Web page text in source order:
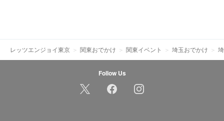
レッツエンジョイ東京 関東おでかけ 関東イベント 埼玉おでかけ
Follow Us